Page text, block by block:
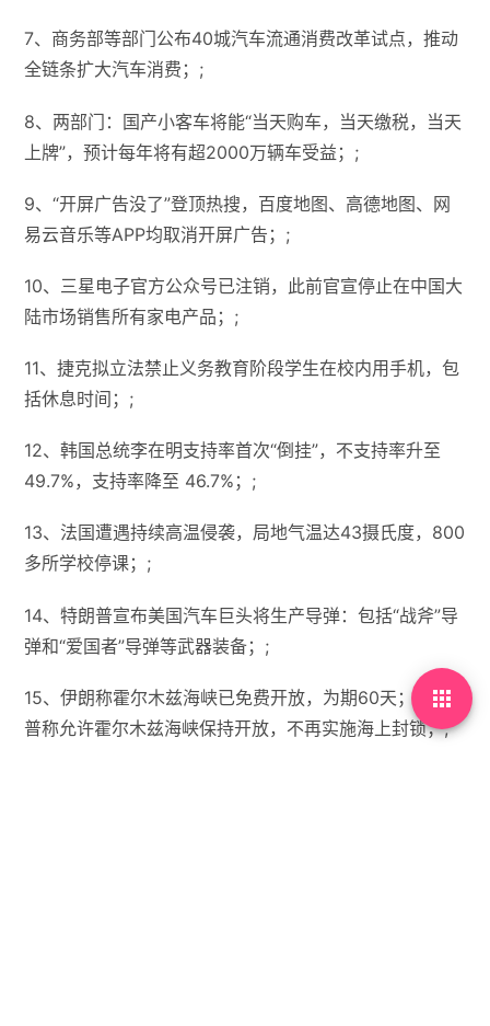
7、商务部等部门公布40城汽车流通消费改革试点，推动
全链条扩大汽车消费；;
8、两部门：国产小客车将能“当天购车，当天缴税，当天
上牌”，预计每年将有超2000万辆车受益；;
9、“开屏广告没了”登顶热搜，百度地图、高德地图、网
易云音乐等APP均取消开屏广告；;
10、三星电子官方公众号已注销，此前官宣停止在中国大
陆市场销售所有家电产品；;
11、捷克拟立法禁止义务教育阶段学生在校内用手机，包
括休息时间；;
12、韩国总统李在明支持率首次“倒挂”，不支持率升至
49.7%，支持率降至 46.7%；;
13、法国遭遇持续高温侵袭，局地气温达43摄氏度，800
多所学校停课；;
14、特朗普宣布美国汽车巨头将生产导弹：包括“战斧”导
弹和“爱国者”导弹等武器装备；;
15、伊朗称霍尔木兹海峡已免费开放，为期60天；特朗
普称允许霍尔木兹海峡保持开放，不再实施海上封锁；;
